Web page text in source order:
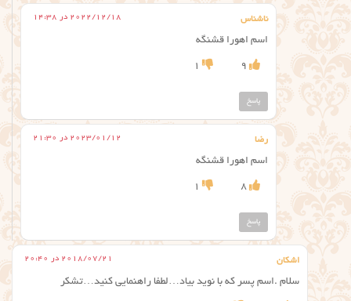
ناشناس 2022/12/18 در 14:38
اسم اهورا قشنگه
9
1
پاسخ
رضا 2023/01/12 در 21:30
اسم اهورا قشنگه
8
1
پاسخ
اشکان 2018/07/21 در 20:40
سلام .اسم پسر که با نوید بیاد…لطفا راهنمایی کنید…تشکر